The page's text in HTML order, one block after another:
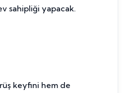
sahipliği yapacak.
keyfini hem de